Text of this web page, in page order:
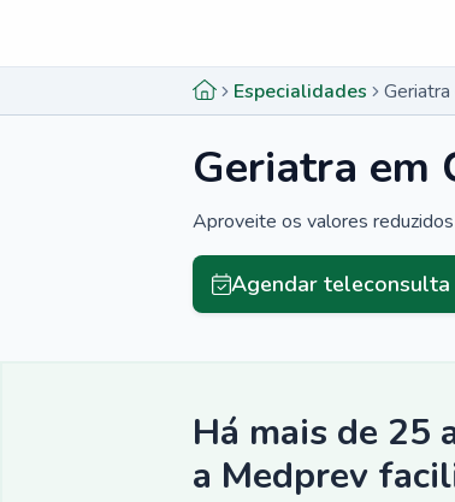
Especialidades
Geriatra em
Aproveite os valores
Agendar teleconsulta
Há mais de 25
a Medprev